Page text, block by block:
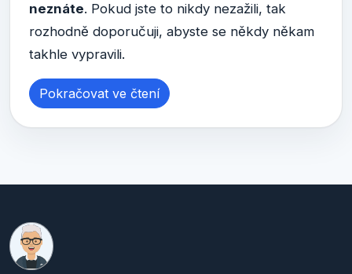
neznáte. Pokud jste to nikdy nezažili, tak
rozhodně doporučuji, abyste se někdy někam
takhle vypravili.
Pokračovat ve čtení